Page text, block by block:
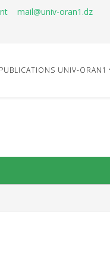
mail@univ-oran1.dz
PUBLICATIONS UNIV-ORAN1